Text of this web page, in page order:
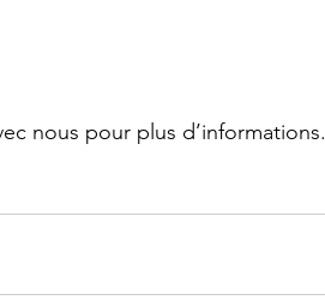
nous pour plus d’informations.